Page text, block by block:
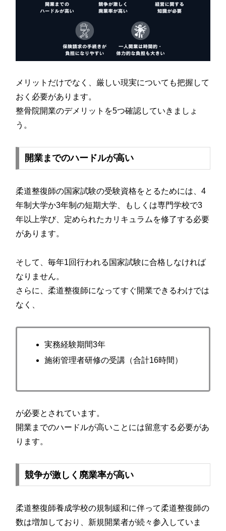
メリットだけでなく、厳しい現実についても把握して
おく必要があります。
整骨院開業のデメリットを5つ確認していきましょ
う。
開業までのハードルが高い
柔道整復師の国家試験の受験資格をとるためには、4
年制大学か3年制の短期大学、もしくは専門学校で3
年以上学び、定められたカリキュラムを修了する必要
があります。
そして、毎年1回行われる国家試験に合格しなければ
なりません。
さらに、柔道整復師になってすぐ開業できるわけでは
なく、
実務経験期間3年
施術管理者研修の受講（合計16時間）
が必要とされています。
開業までのハードルが高いことには留意する必要があ
ります。
競争が激しく廃業率が高い
柔道整復師養成学校の規制緩和に伴って柔道整復師の
数は増加しており、新規開業者が続々参入していま